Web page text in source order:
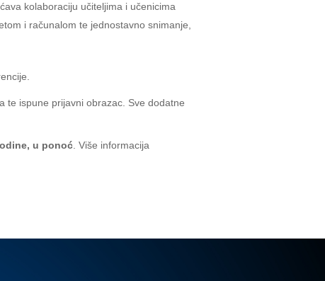
kolaboraciju učiteljima i učenicima
i računalom te jednostavno snimanje,
te ispune prijavni obrazac. Sve dodatne
u ponoć . Više informacija